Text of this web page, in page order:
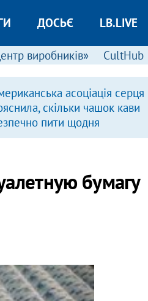
ДОСЬЄ LB.LIVE
виробників» CultHub
асоціація серця
скільки чашок кави
пити щодня
бумагу